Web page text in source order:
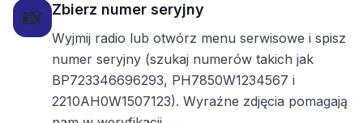
📸 Zbierz numer seryjny
Wyjmij radio lub otwórz menu serwisowe i spisz
numer seryjny (szukaj numerów takich jak
BP723346696293, PH7850W1234567 i
2210AH0W1507123). Wyraźne zdjęcia pomagają